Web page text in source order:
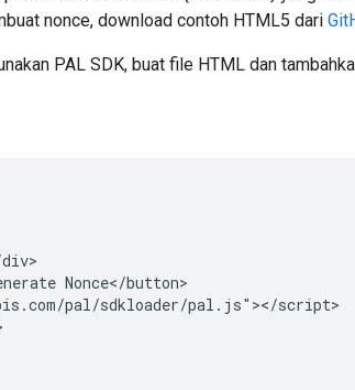
nonce, download contoh HTML5 dari
PAL SDK, buat file HTML dan
Nonce</button>
pal/sdkloader/pal.js"></script>